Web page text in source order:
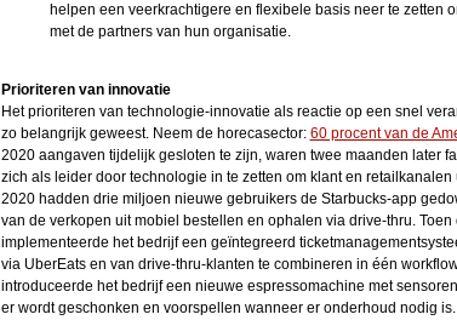
helpen een veerkrachtigere en flexibele basis neer te zetten
met de partners van hun organisatie.
Prioriteren van innovatie
Het prioriteren van technologie-innovatie als reactie op een snel
zo belangrijk geweest. Neem de horecasector: 60 procent van de
2020 aangaven tijdelijk gesloten te zijn, waren twee maanden later
zich als leider door technologie in te zetten om klant en retailkanalen
2020 hadden drie miljoen nieuwe gebruikers de Starbucks-app
van de verkopen uit mobiel bestellen en ophalen via drive-thru. Toen
implementeerde het bedrijf een geïntegreerd
via UberEats en van drive-thru-klanten te combineren in één
introduceerde het bedrijf een nieuwe espressomachine met
er wordt geschonken en voorspellen wanneer er onderhoud nodig